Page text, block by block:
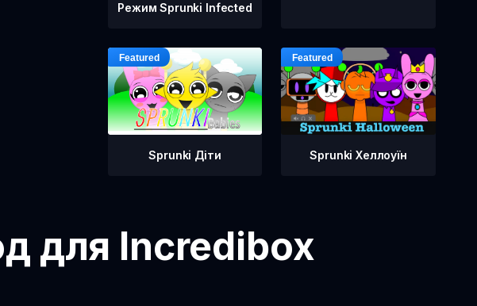
Режим Sprunki Infected
Sprunki Діти Sprunki Хеллоуїн
для Incredibox